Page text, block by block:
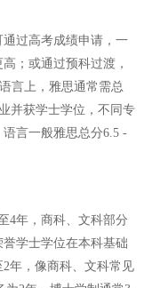
过高考成绩申请，一
；或通过预科过渡，
言上，雅思通常需总
并获学士学位，不同专
言一般雅思总分6.5 -
4年，商科、文科部分
学士学位在本科基础
年，像商科、文科常见